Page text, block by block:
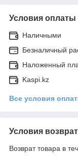
Условия оплаты
Наличными
Безналичный
Наложенный
Kaspi.kz
Все условия
Условия
Возврат товара в